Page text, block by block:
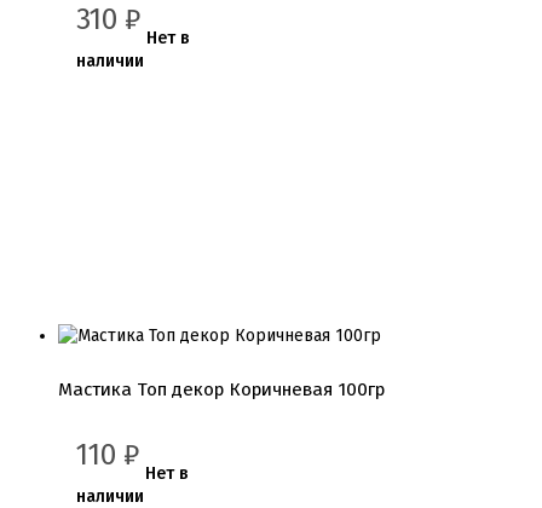
310 ₽
Нет в
наличии
Мастика Топ декор Коричневая 100гр
110 ₽
Нет в
наличии